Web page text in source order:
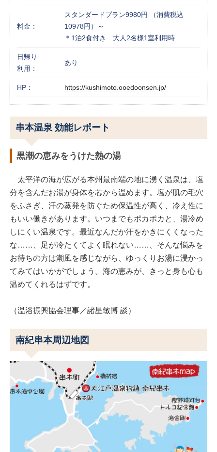
料金：
スタンダードプラン9980円 （消費税込
10978円）～
＊1泊2食付き 大人2名様1室利用時
日帰り
利用：
あり
HP： https://kushimoto.ooedoonsen.jp/
串本温泉 効能レポート
黒潮の恵みをうけた熱の湯
太平洋の海が広がる本州最南端の地に湧く温泉は、塩
分を含んだお湯が身体を芯から温めます。塩が肌の毛穴
をふさぎ、汗の蒸発を防ぐため保温性が高く、冷え性に
もいい働きがあります。いつまでもポカポカと、湯冷め
しにくい温泉です。最近なんだか汗をかきにくくなった
な……、足が冷たくてよく眠れない……、そんな悩みを
お待ちの方は潮風を感じながら、ゆっくりお湯に浸かっ
てみてはいかがでしょう。海の恵みが、きっと身も心も
温めてくれるはずです。
（温浴振興協会理事／諸星敏博 談）
南紀串本周辺地図